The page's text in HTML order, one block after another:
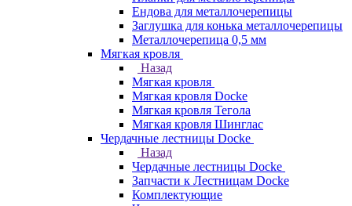
Ендова для металлочерепицы
Заглушка для конька металлочерепицы
Металлочерепица 0,5 мм
Мягкая кровля
Назад
Мягкая кровля
Мягкая кровля Docke
Мягкая кровля Тегола
Мягкая кровля Шинглас
Чердачные лестницы Docke
Назад
Чердачные лестницы Docke
Запчасти к Лестницам Docke
Комплектующие